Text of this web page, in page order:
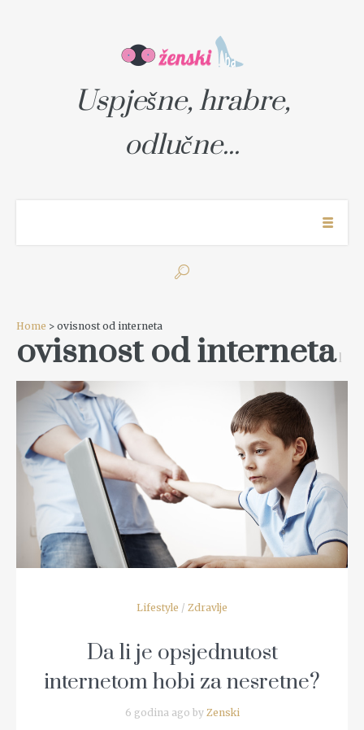
Uspješne, hrabre,
odlučne...
Home > ovisnost od interneta
ovisnost od interneta1
READ MORE
Lifestyle / Zdravlje
Da li je opsjednutost
internetom hobi za nesretne?
6 godina ago by Zenski